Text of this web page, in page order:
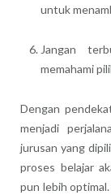
untuk
Jangan
memahami
Dengan
menjadi
jurusan yang
proses belajar
pun lebih